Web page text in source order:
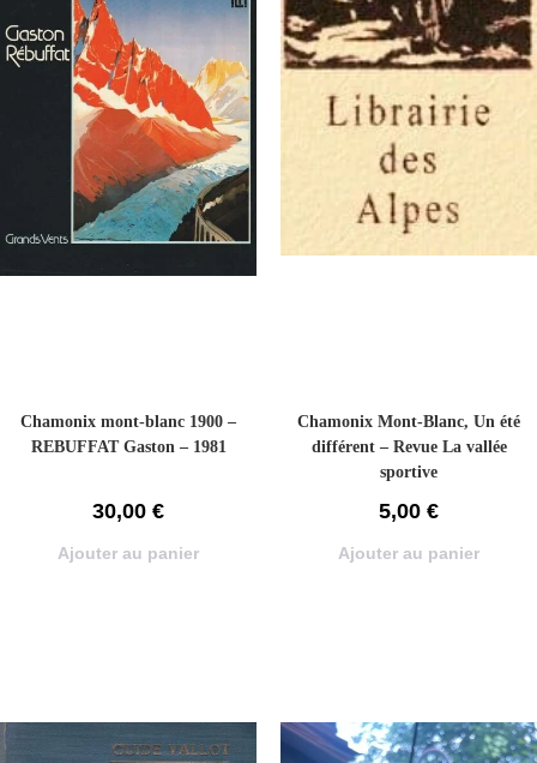
Chamonix mont-blanc 1900 –
REBUFFAT Gaston – 1981
30,00 €
Ajouter au panier
Chamonix Mont-Blanc, Un été
différent – Revue La vallée
sportive
5,00 €
Ajouter au panier